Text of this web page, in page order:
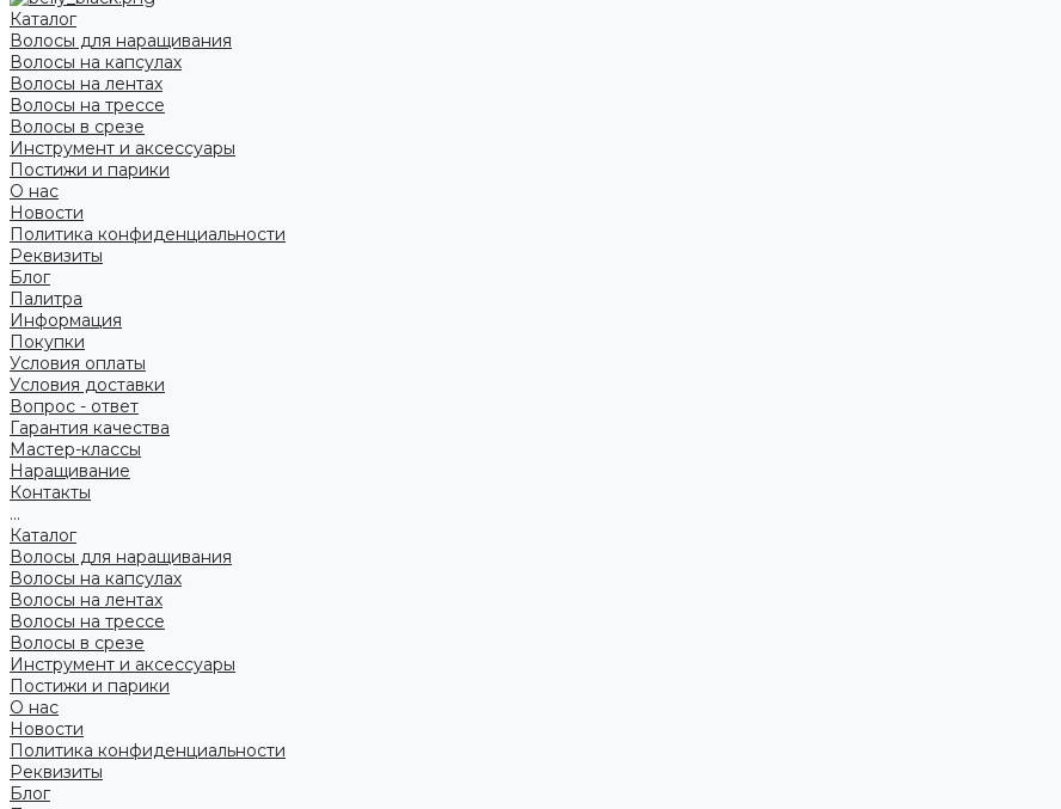
Каталог
Волосы для наращивания
Волосы на капсулах
Волосы на лентах
Волосы на трессе
Волосы в срезе
Инструмент и аксессуары
Постижи и парики
О нас
Новости
Политика конфиденциальности
Реквизиты
Блог
Палитра
Информация
Покупки
Условия оплаты
Условия доставки
Вопрос - ответ
Гарантия качества
Мастер-классы
Наращивание
Контакты
...
Каталог
Волосы для наращивания
Волосы на капсулах
Волосы на лентах
Волосы на трессе
Волосы в срезе
Инструмент и аксессуары
Постижи и парики
О нас
Новости
Политика конфиденциальности
Реквизиты
Блог